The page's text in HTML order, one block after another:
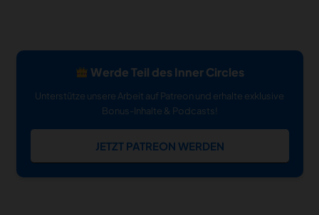
Werde Teil des Inner Circles
Unterstütze unsere Arbeit auf Patreon und erhalte exklusive
Bonus-Inhalte & Podcasts!
JETZT PATREON WERDEN